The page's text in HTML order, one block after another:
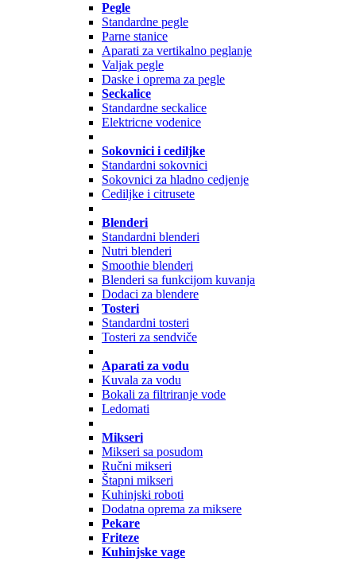
Pegle
Standardne pegle
Parne stanice
Aparati za vertikalno peglanje
Valjak pegle
Daske i oprema za pegle
Seckalice
Standardne seckalice
Elektricne vodenice
Sokovnici i cediljke
Standardni sokovnici
Sokovnici za hladno cedjenje
Cediljke i citrusete
Blenderi
Standardni blenderi
Nutri blenderi
Smoothie blenderi
Blenderi sa funkcijom kuvanja
Dodaci za blendere
Tosteri
Standardni tosteri
Tosteri za sendviče
Aparati za vodu
Kuvala za vodu
Bokali za filtriranje vode
Ledomati
Mikseri
Mikseri sa posudom
Ručni mikseri
Štapni mikseri
Kuhinjski roboti
Dodatna oprema za miksere
Pekare
Friteze
Kuhinjske vage